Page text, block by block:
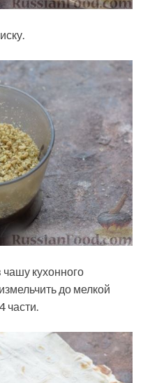
кухонного
до мелкой
части.